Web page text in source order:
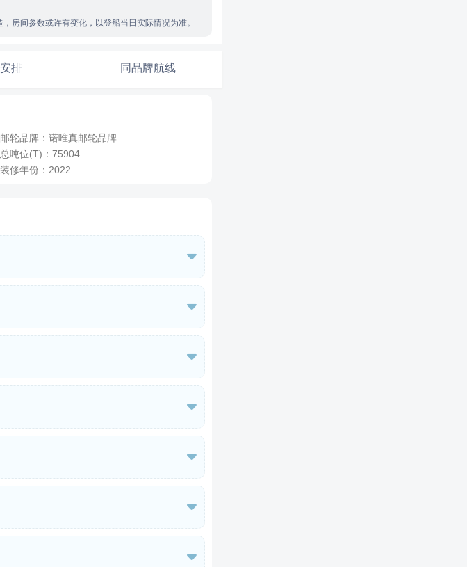
￥/人 - 0
-
房间参数或许有变化，以登船当日实际情况为准。
排 同品牌航线
邮轮品牌：诺唯真邮轮品牌
总吨位(T)：75904
装修年份：2022

有美丽的海滩和碧绿的海洋，可以抚慰您
的首都，也是探索塔希提岛的绝佳基地
丽的泻湖清澈见底，非常适合浮潜，迷
郁郁葱葱的绿色山脉吸引着您前往内陆探

对称的海湾。岛屿呈三角形，形状像心脏
现出非常崎岖的轮廓。岛屿周围的珊瑚礁
有任何小岛。鲨鱼和鳐鱼是泻湖的一些景


也是一处吸引世界各地游客的自然奇观。
林覆盖着崎岖的山峰和幽深的峡谷。岛屿
景如画的海滩则环绕着大部分海岸线。您
如画的泻湖中体验浮潜、风筝冲浪等水上
文化景点了解当地的历史和传统。无论您
肯定——这一天将令人难忘。


亚文化可以追溯其根源的岛屿之一，因此对
